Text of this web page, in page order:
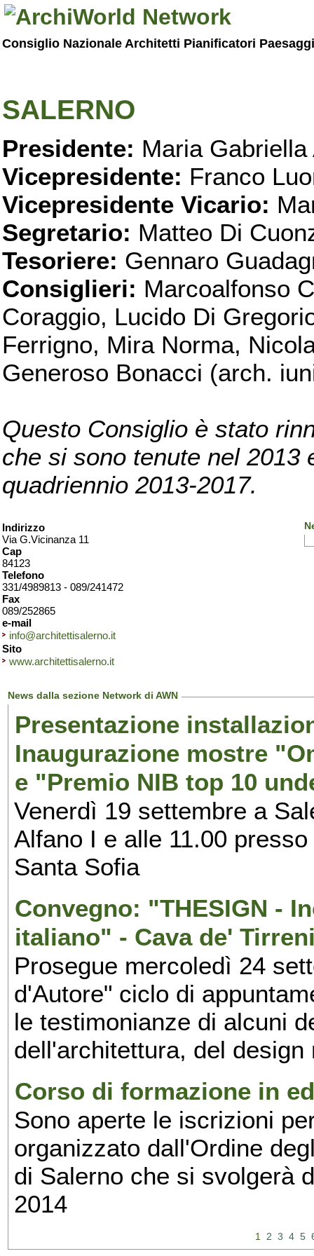
Consiglio Nazionale Architetti Pianificatori
SALERNO
Presidente: Maria Gabriella
Vicepresidente: Franco
Vicepresidente Vicario:
Segretario: Matteo Di
Tesoriere: Gennaro
Consiglieri: Marcoalfonso
Coraggio, Lucido Di
Ferrigno, Mira Norma,
Generoso Bonacci (arch.
Questo Consiglio è stato
che si sono tenute nel 2013
quadriennio 2013-2017.
Indirizzo
Via G.Vicinanza 11
Cap
84123
Telefono
331/4989813 - 089/241472
Fax
089/252865
e-mail
info@architettisalerno.it
Sito
www.architettisalerno.it
News dalla sezione Network di AWN
Presentazione
Inaugurazione mostre
e "Premio NIB top 10
Venerdì 19 settembre a
Alfano I e alle 11.00
Santa Sofia
Convegno: "THESIGN -
italiano" - Cava de'
Prosegue mercoledì 24
d'Autore" ciclo di
le testimonianze di alcuni
dell'architettura, del
Corso di formazione in
Sono aperte le iscrizioni
organizzato dall'Ordine
di Salerno che si svolgerà
2014
1 2 3 4 5